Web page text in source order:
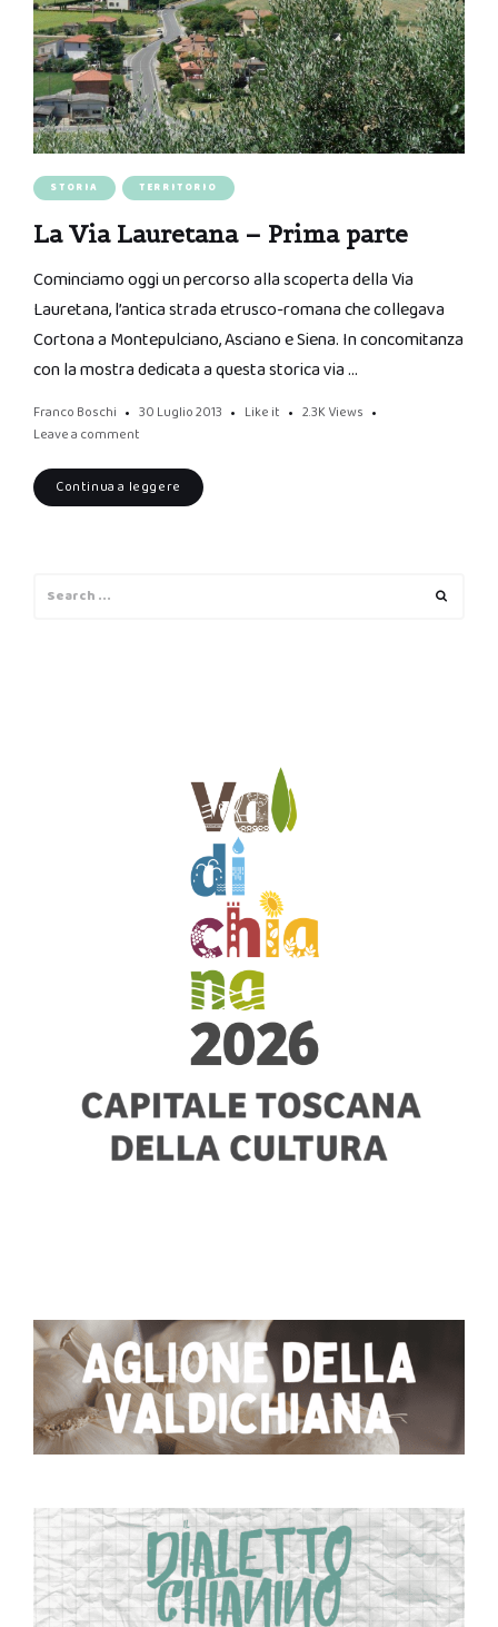
STORIA TERRITORIO
La Via Lauretana – Prima parte
Cominciamo oggi un percorso alla scoperta della Via
Lauretana, l’antica strada etrusco-romana che collegava
Cortona a Montepulciano, Asciano e Siena. In concomitanza
con la mostra dedicata a questa storica via …
Franco Boschi 30 Luglio 2013 Like it 2.3K Views
Leave a comment
Continua a leggere
for: